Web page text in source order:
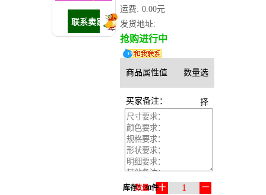
运费: 0.00元
发货地址:
抢购进行中
商品属性值 数量选
择
买家备注：
一
1
十
数量：
库存：30件